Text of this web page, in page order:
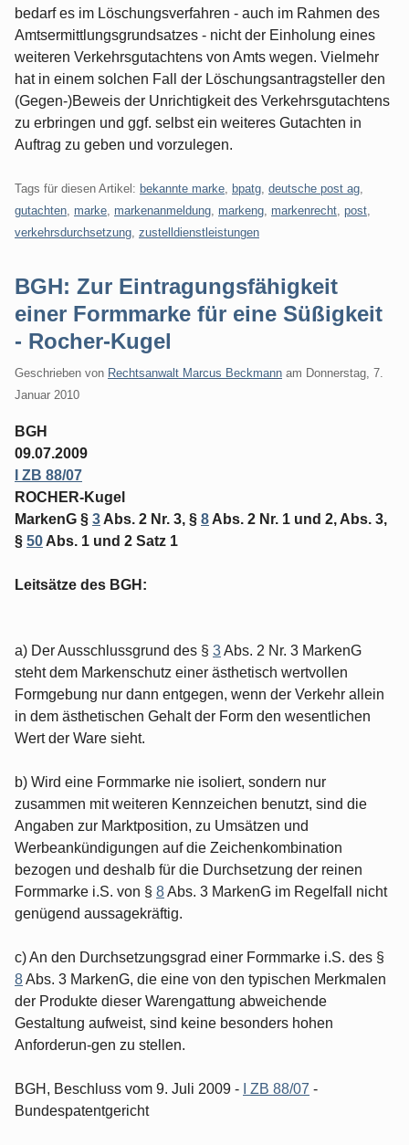
bedarf es im Löschungsverfahren - auch im Rahmen des
Amtsermittlungsgrundsatzes - nicht der Einholung eines
weiteren Verkehrsgutachtens von Amts wegen. Vielmehr
hat in einem solchen Fall der Löschungsantragsteller den
(Gegen-)Beweis der Unrichtigkeit des Verkehrsgutachtens
zu erbringen und ggf. selbst ein weiteres Gutachten in
Auftrag zu geben und vorzulegen.
Tags für diesen Artikel: bekannte marke bpatg deutsche post ag
gutachten marke markenanmeldung markeng markenrecht post
verkehrsdurchsetzung zustelldienstleistungen
BGH: Zur Eintragungsfähigkeit
einer Formmarke für eine Süßigkeit
- Rocher-Kugel
Geschrieben von Rechtsanwalt Marcus Beckmann am Donnerstag, 7.
Januar 2010
BGH
09.07.2009
I ZB 88/07
ROCHER-Kugel
MarkenG § 3 Abs. 2 Nr. 3, § 8 Abs. 2 Nr. 1 und 2, Abs. 3,
§ 50 Abs. 1 und 2 Satz 1
Leitsätze des BGH:
a) Der Ausschlussgrund des § 3Abs. 2 Nr. 3 MarkenG
steht dem Markenschutz einer ästhetisch wertvollen
Formgebung nur dann entgegen, wenn der Verkehr allein
in dem ästhetischen Gehalt der Form den wesentlichen
Wert der Ware sieht.
b) Wird eine Formmarke nie isoliert, sondern nur
zusammen mit weiteren Kennzeichen benutzt, sind die
Angaben zur Marktposition, zu Umsätzen und
Werbeankündigungen auf die Zeichenkombination
bezogen und deshalb für die Durchsetzung der reinen
Formmarke i.S. von § 8Abs. 3 MarkenG im Regelfall nicht
genügend aussagekräftig.
c) An den Durchsetzungsgrad einer Formmarke i.S. des §
8Abs. 3 MarkenG, die eine von den typischen Merkmalen
der Produkte dieser Warengattung abweichende
Gestaltung aufweist, sind keine besonders hohen
Anforderun-gen zu stellen.
BGH, Beschluss vom 9. Juli 2009 - I ZB 88/07 -
Bundespatentgericht